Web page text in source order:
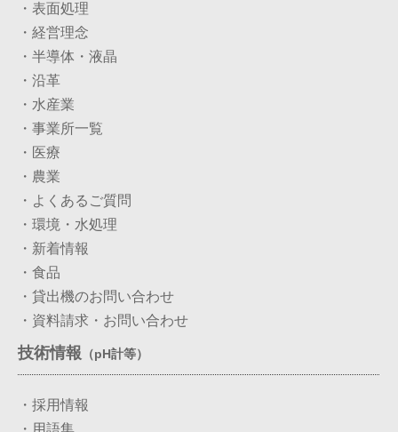
・表面処理
・経営理念
・半導体・液晶
・沿革
・水産業
・事業所一覧
・医療
・農業
・よくあるご質問
・環境・水処理
・新着情報
・食品
・貸出機のお問い合わせ
・資料請求・お問い合わせ
技術情報 （pH計等）
・採用情報